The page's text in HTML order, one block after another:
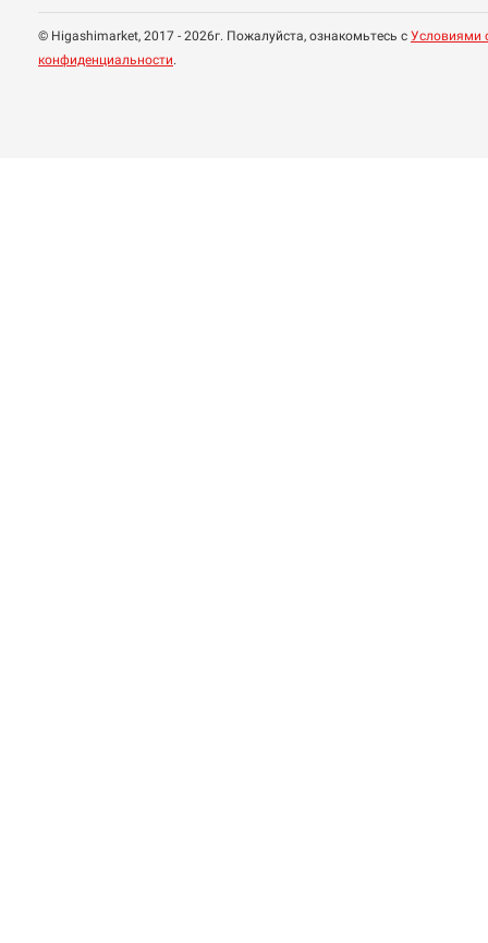
© Higashimarket, 2017 - 2026г. Пожалуйста, ознакомьтесь с Условиями
конфиденциальности.